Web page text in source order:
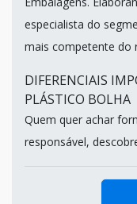
especialista do
mais competente do
DIFERENCIAIS
PLÁSTICO BOLHA
Quem quer achar
responsável,